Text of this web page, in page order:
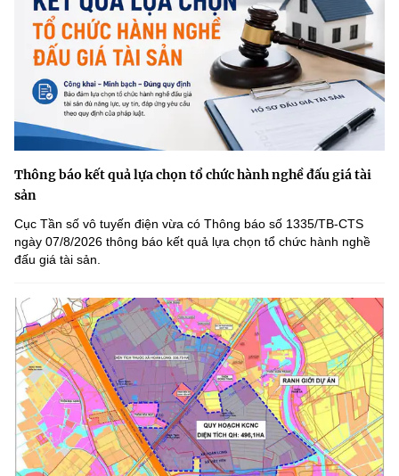
Thông báo kết quả lựa chọn tổ chức hành nghề đấu giá tài
sản
Cục Tần số vô tuyến điện vừa có Thông báo số 1335/TB-CTS
ngày 07/8/2026 thông báo kết quả lựa chọn tổ chức hành nghề
đấu giá tài sản.